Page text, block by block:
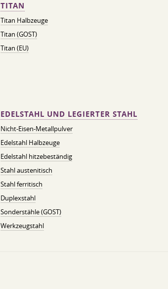
TITAN
Titan Halbzeuge
Titan (GOST)
Titan (EU)
EDELSTAHL UND LEGIERTER STAHL
Nicht-Eisen-Metallpulver
Edelstahl Halbzeuge
Edelstahl hitzebeständig
Stahl austenitisch
Stahl ferritisch
Duplexstahl
Sonderstähle (GOST)
Werkzeugstahl